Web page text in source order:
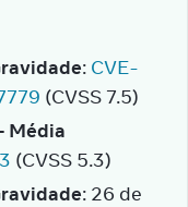
: CVE-
(CVSS 7.5)
Média
(CVSS 5.3)
: 26 de